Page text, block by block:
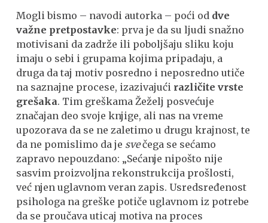
Mogli bismo – navodi autorka – poći od dve
važne pretpostavke: prva je da su ljudi snažno
motivisani da zadrže ili poboljšaju sliku koju
imaju o sebi i grupama kojima pripadaju, a
druga da taj motiv posredno i neposredno utiče
na saznajne procese, izazivajući različite vrste
grešaka. Tim greškama Žeželj posvećuje
značajan deo svoje knjige, ali nas na vreme
upozorava da se ne zaletimo u drugu krajnost, te
da ne pomislimo da je svečega se sećamo
zapravo nepouzdano: „Sećanje nipošto nije
sasvim proizvoljna rekonstrukcija prošlosti,
već njen uglavnom veran zapis. Usredsređenost
psihologa na greške potiče uglavnom iz potrebe
da se proučava uticaj motiva na proces